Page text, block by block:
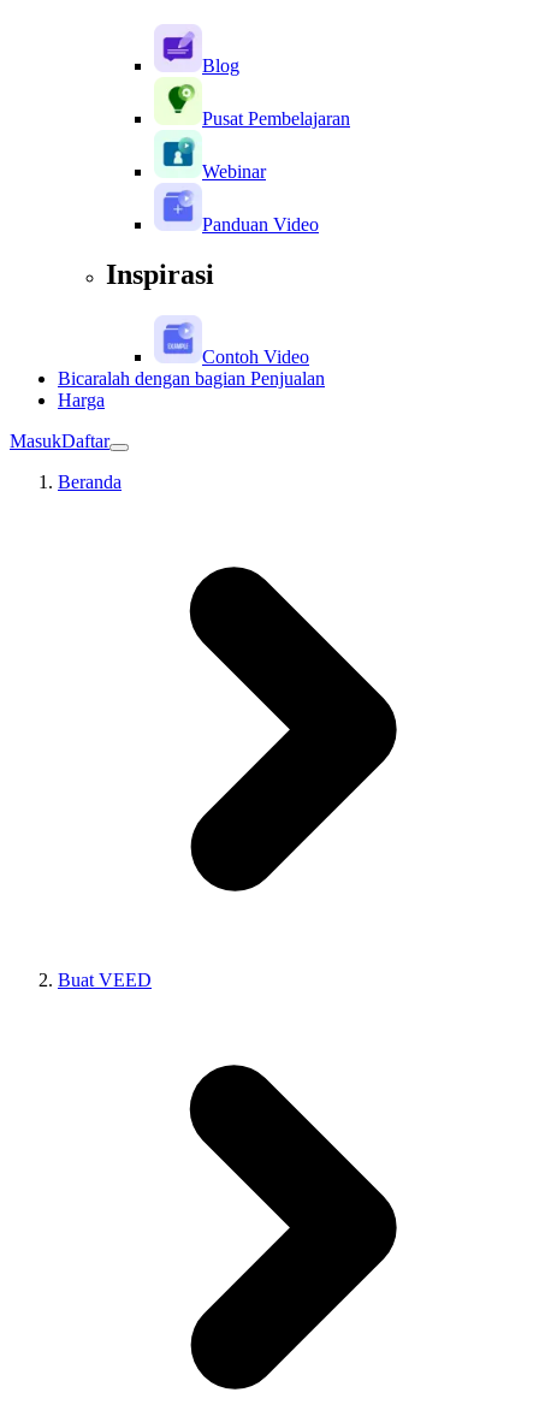
Blog
Pusat Pembelajaran
Webinar
Panduan Video
Inspirasi
Contoh Video
Bicaralah dengan bagian Penjualan
Harga
MasukDaftar
Beranda
Buat VEED